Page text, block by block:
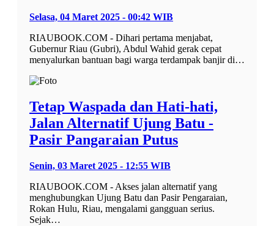
Selasa, 04 Maret 2025 - 00:42 WIB
RIAUBOOK.COM - Dihari pertama menjabat,
Gubernur Riau (Gubri), Abdul Wahid gerak cepat
menyalurkan bantuan bagi warga terdampak banjir di…
Tetap Waspada dan Hati-hati,
Jalan Alternatif Ujung Batu -
Pasir Pangaraian Putus
Senin, 03 Maret 2025 - 12:55 WIB
RIAUBOOK.COM - Akses jalan alternatif yang
menghubungkan Ujung Batu dan Pasir Pengaraian,
Rokan Hulu, Riau, mengalami gangguan serius.
Sejak…